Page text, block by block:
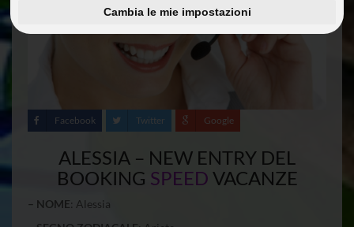
Cambia le mie impostazioni
Facebook Twitter Google
ALESSIA – NEW ENTRY DEL
BOOKING SPEED VACANZE
– NOME: Alessia